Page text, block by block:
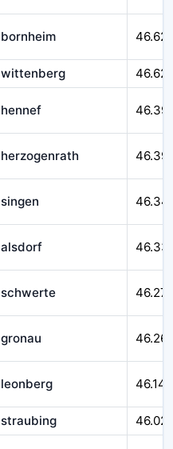
bornheim
wittenberg 46.621
hennef
herzogenrath
singen
alsdorf
schwerte
gronau
leonberg 46.143
straubing